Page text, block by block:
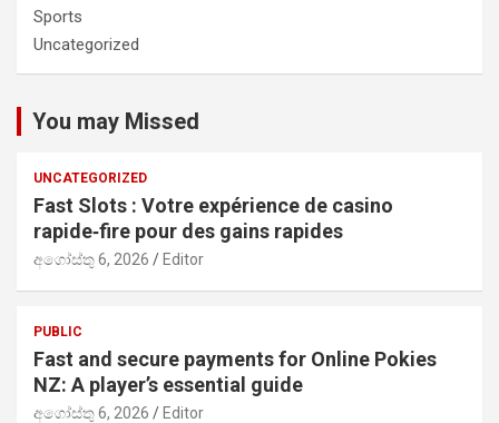
Sports
Uncategorized
You may Missed
UNCATEGORIZED
Fast Slots : Votre expérience de casino
rapide‑fire pour des gains rapides
අගෝස්තු 6, 2026 Editor
PUBLIC
Fast and secure payments for Online Pokies
NZ: A player’s essential guide
අගෝස්තු 6, 2026 Editor